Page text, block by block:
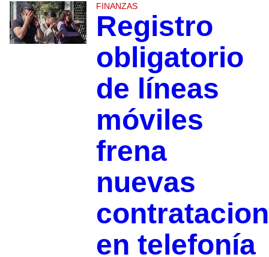
FINANZAS
Registro
obligatorio
de líneas
móviles
frena
nuevas
en telefonía